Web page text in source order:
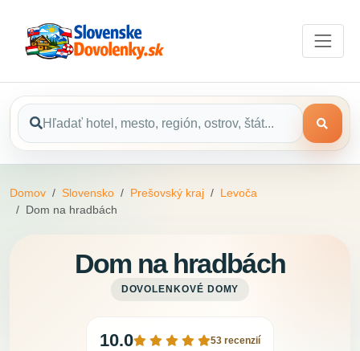
Domov Slovensko Prešovský kraj
Levoča
Dom na hradbách
Dom na hradbách
DOVOLENKOVÉ DOMY
10.0 53 recenzií